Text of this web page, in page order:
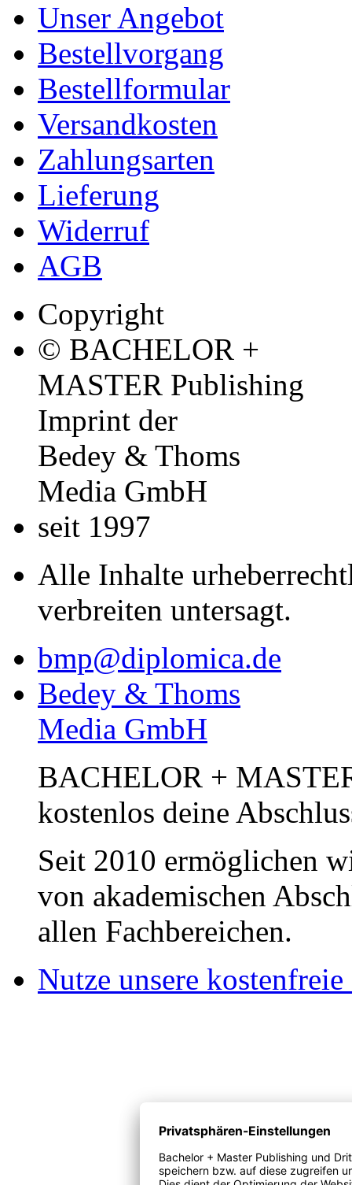
Unser Angebot
Bestellvorgang
Bestellformular
Versandkosten
Zahlungsarten
Lieferung
Widerruf
AGB
Copyright
© BACHELOR +
MASTER Publishing
Imprint der
Bedey & Thoms
Media GmbH
seit 1997
Alle Inhalte
verbreiten untersagt.
bmp@diplomica.de
Bedey & Thoms
Media GmbH
BACHELOR +
kostenlos deine
Seit 2010 ermöglichen
von akademischen
allen Fachbereichen.
Nutze unsere